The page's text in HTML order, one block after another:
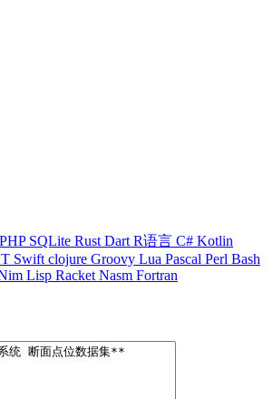
PHP SQLite Rust Dart R语言 C# Kotlin
Swift clojure Groovy Lua Pascal Perl Bash
Lisp Racket Nasm Fortran